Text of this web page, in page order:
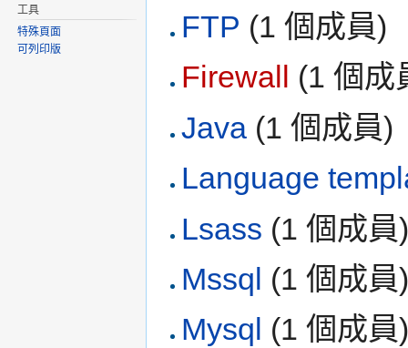
FTP ‏‎ (1 個成員)
Firewall
(1 個成
Java ‏‎ (1 個成員)
Language
Lsass (1 個成員
Mssql (1 個成員
Mysql
(1 個成員
工具
特殊頁面
可列印版